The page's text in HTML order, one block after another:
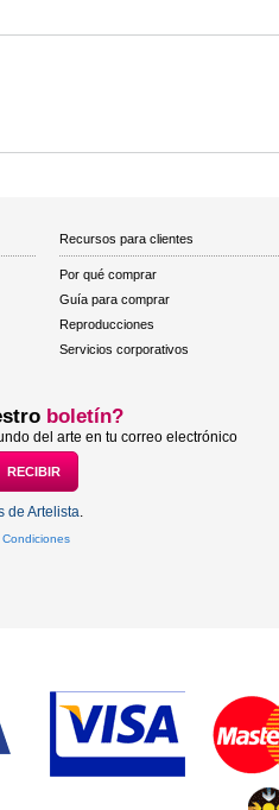
Recursos para clientes
Por qué comprar
Guía para comprar
Reproducciones
Servicios corporativos
boletín?
del arte en tu correo electrónico
de Artelista
Condiciones